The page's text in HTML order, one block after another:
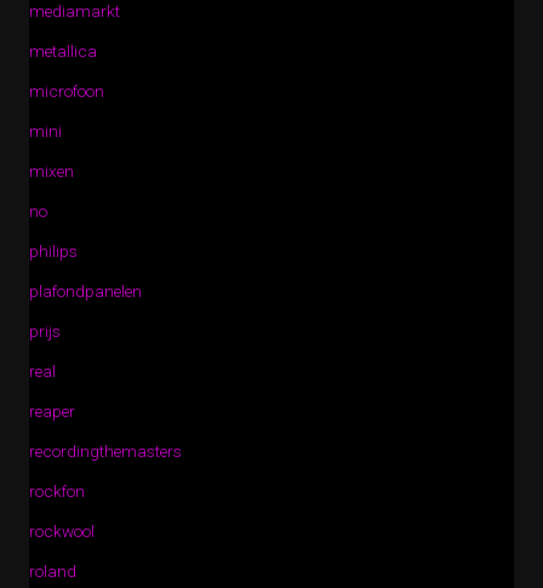
mediamarkt
metallica
microfoon
mini
mixen
no
philips
plafondpanelen
prijs
real
reaper
recordingthemasters
rockfon
rockwool
roland